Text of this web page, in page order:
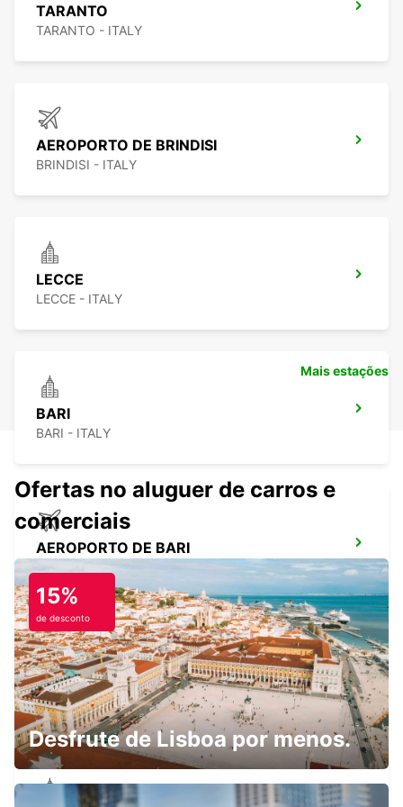
TARANTO
TARANTO - ITALY
AEROPORTO DE BRINDISI
BRINDISI - ITALY
LECCE
LECCE - ITALY
BARI
BARI - ITALY
AEROPORTO DE BARI
BARI - ITALY
BARLETTA
BARLETTA - ITALY
Mais estações
Ofertas no aluguer de carros e
comerciais
15%
de desconto
Desfrute de Lisboa por menos.